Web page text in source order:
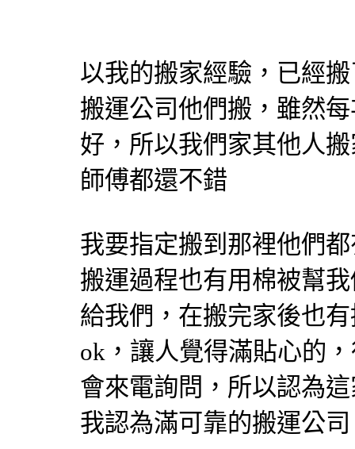
以我的搬家經驗，已經
搬運公司他們搬，雖然
好，所以我們家其他人
師傅都還不錯
我要指定搬到那裡他們
搬運過程也有用棉被幫
給我們，在搬完家後也
ok，讓人覺得滿貼心的
會來電詢問，所以認為
我認為滿可靠的搬運公司